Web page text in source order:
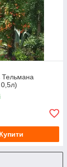
Купити